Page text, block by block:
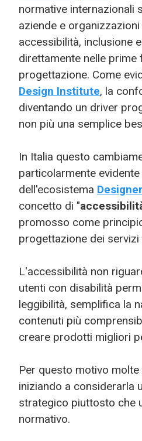
normative internazionali
aziende e
accessibilità, inclusione
direttamente nelle prime
progettazione. Come
Design Institute, la
diventando un driver
non più una semplice
In Italia questo
particolarmente
dell'ecosistema
concetto di "
promosso come
progettazione dei
L'accessibilità non
utenti con disabilità
leggibilità, semplifica la
contenuti più
creare prodotti migliori
Per questo motivo
iniziando a considerarla
strategico piuttosto che
normativo.